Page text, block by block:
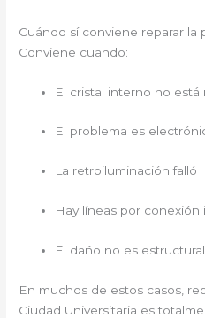
Cuándo sí conviene reparar la
Conviene cuando:
El cristal interno no está
El problema es
La retroiluminación falló
Hay líneas por conexión
El daño no es estructural
En muchos de estos casos,
Ciudad Universitaria es